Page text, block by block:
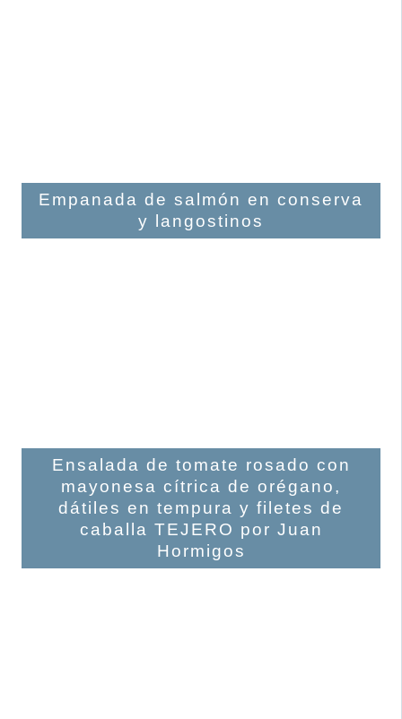
Empanada de salmón en conserva
y langostinos
Ensalada de tomate rosado con
mayonesa cítrica de orégano,
dátiles en tempura y filetes de
caballa TEJERO por Juan
Hormigos